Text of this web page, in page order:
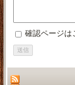
確認ページは